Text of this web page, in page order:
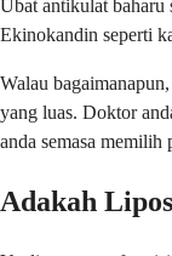
Ubat antikulat baharu
Ekinokandin seperti
Walau
yang luas. Doktor
anda semasa
Adakah